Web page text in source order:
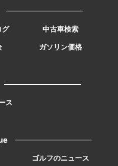
グ
中古車検索
ガソリン価格
ス
ゴルフのニュース